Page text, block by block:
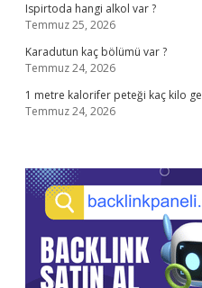
Ispirtoda hangi alkol var ?
Temmuz 25, 2026
Karadutun kaç bölümü var ?
Temmuz 24, 2026
1 metre kalorifer peteği kaç kilo
Temmuz 24, 2026